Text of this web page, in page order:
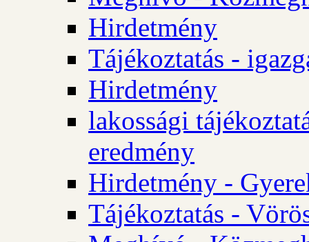
Hirdetmény
Tájékoztatás -
Hirdetmény
lakossági
eredmény
Hirdetmény -
Tájékoztatás -